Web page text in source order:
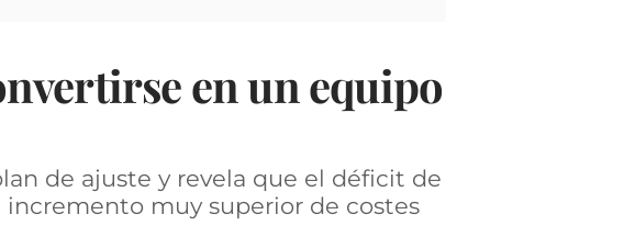
en un equipo
de ajuste y revela que el déficit de
incremento muy superior de costes